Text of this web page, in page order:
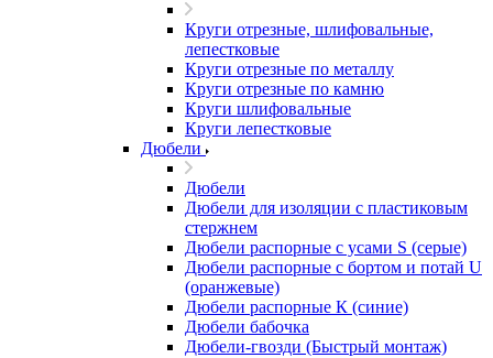
Круги отрезные, шлифовальные,
лепестковые
Круги отрезные по металлу
Круги отрезные по камню
Круги шлифовальные
Круги лепестковые
Дюбели
Дюбели
Дюбели для изоляции с пластиковым
стержнем
Дюбели распорные с усами S (серые)
Дюбели распорные c бортом и потай U
(оранжевые)
Дюбели распорные К (синие)
Дюбели бабочка
Дюбели-гвозди (Быстрый монтаж)